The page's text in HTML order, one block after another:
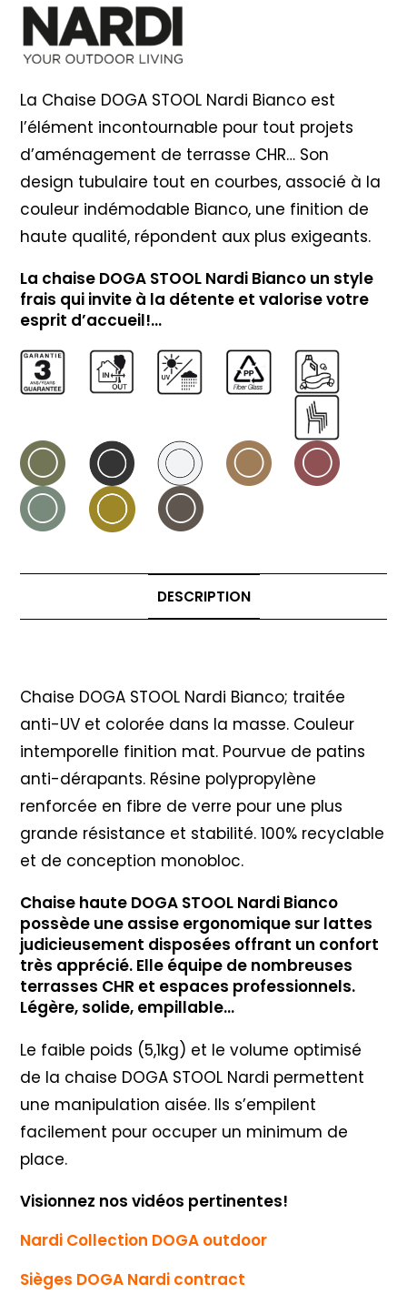
La Chaise DOGA STOOL Nardi Bianco est
l’élément incontournable pour tout projets
d’aménagement de terrasse CHR… Son
design tubulaire tout en courbes, associé à la
couleur indémodable Bianco, une finition de
haute qualité, répondent aux plus exigeants.
La chaise DOGA STOOL Nardi Bianco un style
frais qui invite à la détente et valorise votre
esprit d’accueil!…
DESCRIPTION
Chaise DOGA STOOL Nardi Bianco; traitée
anti-UV et colorée dans la masse. Couleur
intemporelle finition mat. Pourvue de patins
anti-dérapants. Résine polypropylène
renforcée en fibre de verre pour une plus
grande résistance et stabilité. 100% recyclable
et de conception monobloc.
Chaise haute DOGA STOOL Nardi Bianco
possède une assise ergonomique sur lattes
judicieusement disposées offrant un confort
très apprécié. Elle équipe de nombreuses
terrasses CHR et espaces professionnels.
Légère, solide, empillable…
Le faible poids (5,1kg) et le volume optimisé
de la chaise DOGA STOOL Nardi permettent
une manipulation aisée. Ils s’empilent
facilement pour occuper un minimum de
place.
Visionnez nos vidéos pertinentes!
Nardi Collection DOGA outdoor
Sièges DOGA Nardi contract